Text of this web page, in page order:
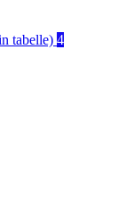
tabelle) 4